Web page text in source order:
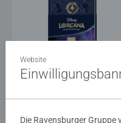
Notebook - Notizbuch - Carnet
de notes
Lorcana Bücher
CHF 17.00
Website
Die Ravensburger Gruppe